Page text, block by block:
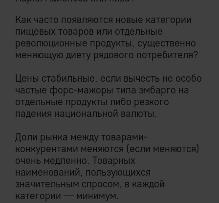
Как часто появляются новые категории
пищевых товаров или отдельные
революционные продукты, существенно
меняющую диету рядового потребителя?
Цены стабильные, если вычесть не особо
частые форс-мажоры типа эмбарго на
отдельные продукты либо резкого
падения национальной валюты.
Доли рынка между товарами-
конкурентами меняются (если меняются)
очень медленно. Товарных
наименований, пользующихся
значительным спросом, в каждой
категории — минимум.